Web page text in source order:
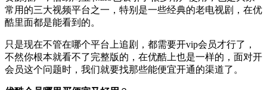
常用的三大视频平台之一，特别是一些经典的老电视剧，在优
酷里面都是能看到的。
只是现在不管在哪个平台上追剧，都需要开vip会员才行了，
不然你根本就看不了完整版的，在优酷上也是一样的，面对开
会员这个问题时，我们就要找那些能便宜开通的渠道了。